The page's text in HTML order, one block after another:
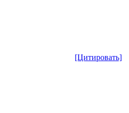
[Цитировать]